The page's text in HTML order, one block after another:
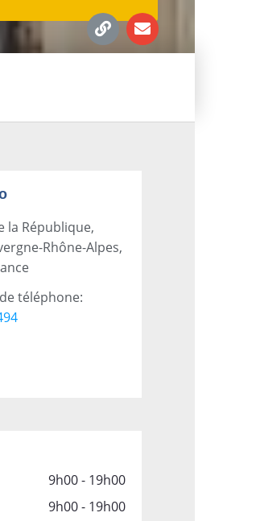
la République,
Rhône-Alpes,
téléphone:
9h00 - 19h00
9h00 - 19h00